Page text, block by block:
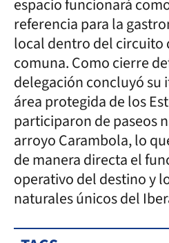
espacio funcionará
referencia para la
local dentro del circuito
comuna. Como cierre
delegación concluyó su
área protegida de los
participaron de paseos
arroyo Carambola, lo
de manera directa el
operativo del destino y
naturales únicos del